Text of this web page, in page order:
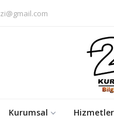
Kurumsal Hizmetler